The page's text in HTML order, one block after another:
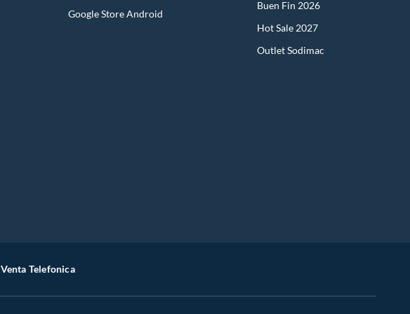
Google Store Android
Buen Fin 2026
Hot Sale 2027
Outlet Sodimac
Venta Telefonica